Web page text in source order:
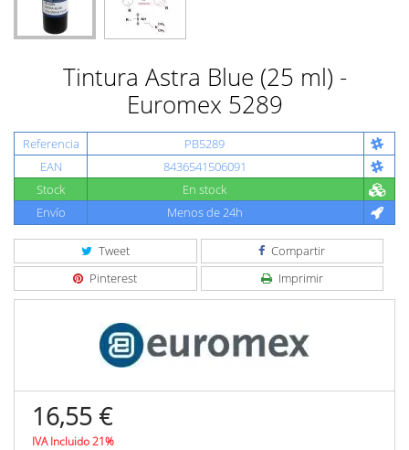
Tintura Astra Blue (25 ml) -
Euromex 5289
Referencia
PB5289
EAN
8436541506091
Stock
En stock
Envío
Menos de 24h
Tweet
Compartir
Pinterest
Imprimir
16,55 €
IVA Incluido 21%